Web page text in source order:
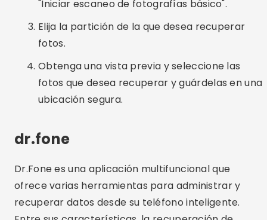
Dr.Fone es una aplicación multifuncional que
ofrece varias herramientas para administrar y
Entre sus características, la recuperación de
fotografías es una de las más destacadas. La
aplicación está disponible para dispositivos
a su efectividad y facilidad de uso.
Características principales:
Recupera fotos, videos, mensajes y otros tipos
de archivos.